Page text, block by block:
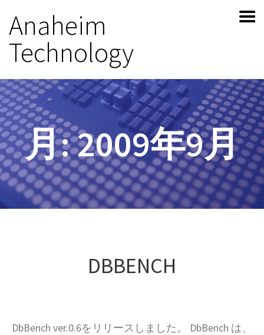
Anaheim
Technology
月:2009年9月
DBBENCH
DbBench ver.0.6をリリースしました。 DbBench は、